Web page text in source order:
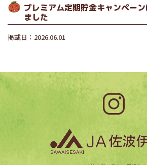
プレミアム定期貯金キャンペー
ました
掲載日：2026.06.01